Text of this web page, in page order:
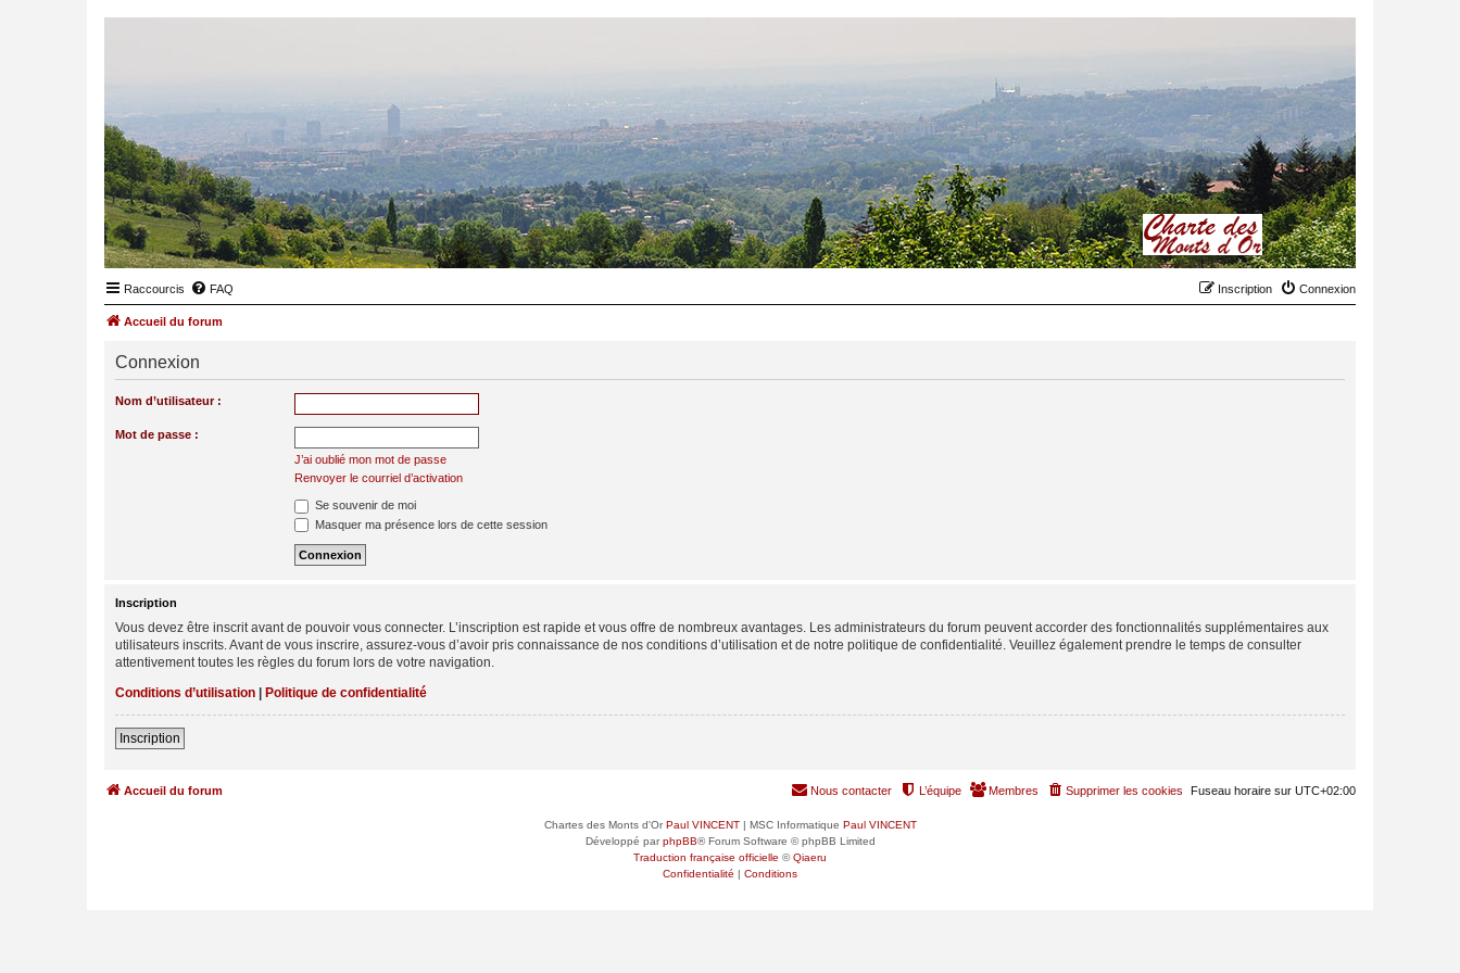
Raccourcis FAQ Connexion
Inscription
Accueil du forum
Connexion
Nom d’utilisateur :
Mot de passe :
J’ai oublié mon mot de passe
Renvoyer le courriel d’activation
Se souvenir de moi
Masquer ma présence lors de cette session
Inscription
Vous devez être inscrit avant de pouvoir vous connecter. L’inscription est rapide et vous offre de nombreux avantages. Les administrateurs du forum peuvent accorder des fonctionnalités supplémentaires aux
utilisateurs inscrits. Avant de vous inscrire, assurez-vous d’avoir pris connaissance de nos conditions d’utilisation et de notre politique de confidentialité. Veuillez également prendre le temps de consulter
attentivement toutes les règles du forum lors de votre navigation.
Conditions d’utilisation | Politique de confidentialité
Inscription
Accueil du forum Fuseau horaire sur UTC+02:00
Supprimer les cookies
Membres
L’équipe
Nous contacter
Chartes des Monts d'OrPaul VINCENT| MSC Informatique Paul VINCENT
Développé parphpBB® Forum Software © phpBB Limited
Traduction française officielle ©Qiaeru
Confidentialité | Conditions